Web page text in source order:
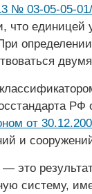
№ 03-05-05-
что единицей
от
и
это
систему,